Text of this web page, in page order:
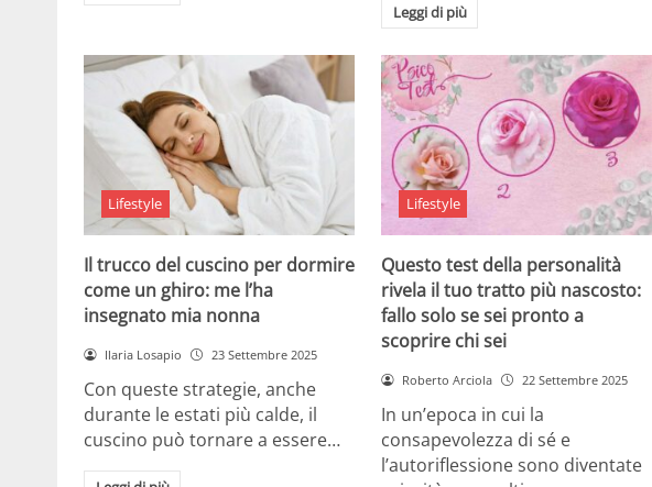
Leggi di più
Lifestyle
Il trucco del cuscino per dormire
come un ghiro: me l’ha
insegnato mia nonna
Ilaria Losapio 23 Settembre 2025
Con queste strategie, anche
durante le estati più calde, il
cuscino può tornare a essere…
Lifestyle
Questo test della personalità
rivela il tuo tratto più nascosto:
fallo solo se sei pronto a
scoprire chi sei
Roberto Arciola 22 Settembre 2025
In un’epoca in cui la
consapevolezza di sé e
l’autoriflessione sono diventate